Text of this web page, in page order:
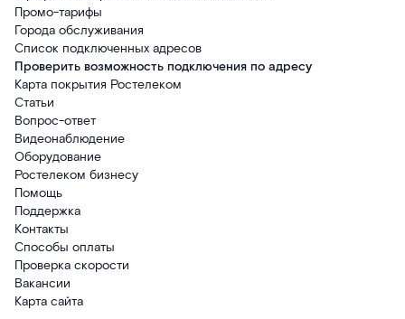
Промо-тарифы
Города обслуживания
Список подключенных адресов
Проверить возможность подключения по адресу
Карта покрытия Ростелеком
Статьи
Вопрос-ответ
Видеонаблюдение
Оборудование
Ростелеком бизнесу
Помощь
Поддержка
Контакты
Способы оплаты
Проверка скорости
Вакансии
Карта сайта